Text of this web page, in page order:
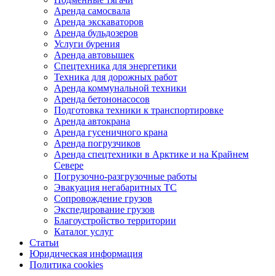
Аренда самосвала
Аренда экскаваторов
Аренда бульдозеров
Услуги бурения
Аренда автовышек
Спецтехника для энергетики
Техника для дорожных работ
Аренда коммунальной техники
Аренда бетононасосов
Подготовка техники к транспортировке
Аренда автокрана
Аренда гусеничного крана
Аренда погрузчиков
Аренда спецтехники в Арктике и на Крайнем
Севере
Погрузочно-разгрузочные работы
Эвакуация негабаритных ТС
Сопровождение грузов
Экспедирование грузов
Благоустройство территории
Каталог услуг
Статьи
Юридическая информация
Политика cookies